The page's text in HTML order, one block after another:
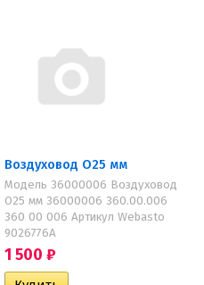
Воздуховод O25 мм
Модель 36000006 Воздуховод
O25 мм 36000006 360.00.006
360 00 006 Артикул Webasto
9026776A
1 500 ₽